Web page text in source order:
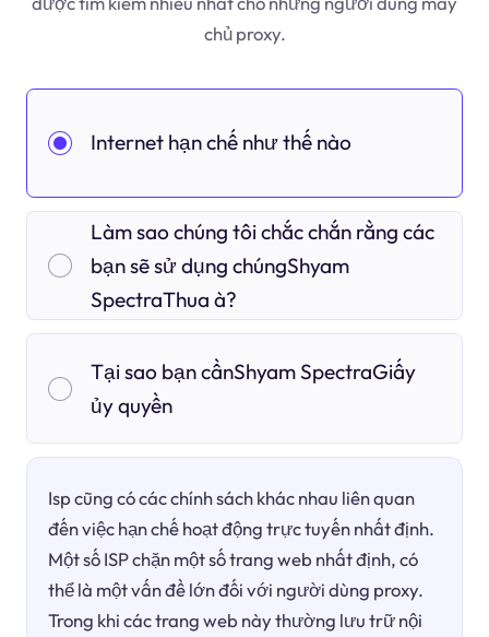
chủ proxy.
Internet hạn chế như thế nào
Làm sao chúng tôi chắc chắn rằng các
bạn sẽ sử dụng chúngShyam
SpectraThua à?
Tại sao bạn cầnShyam SpectraGiấy
ủy quyền
Isp cũng có các chính sách khác nhau liên quan
đến việc hạn chế hoạt động trực tuyến nhất định.
Một số ISP chặn một số trang web nhất định, có
thể là một vấn đề lớn đối với người dùng proxy.
Trong khi các trang web này thường lưu trữ nội